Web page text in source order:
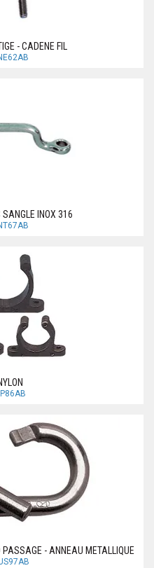
- CADENE FIL
INOX 316
PASSAGE - ANNEAU METALLIQUE